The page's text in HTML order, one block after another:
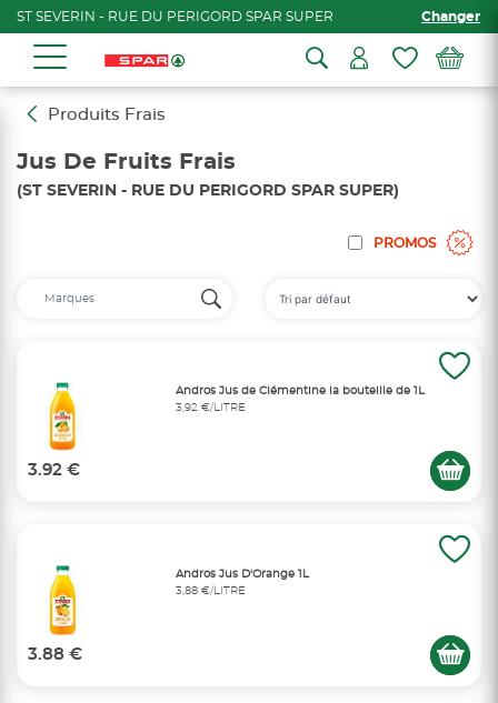
ST SEVERIN - RUE DU PERIGORD SPAR SUPER Changer
Produits Frais
Jus De Fruits Frais
(ST SEVERIN - RUE DU PERIGORD SPAR SUPER)
PROMOS
Andros Jus de Clémentine la bouteille de 1L
3,92 €/LITRE
3.92 €
Andros Jus D'Orange 1L
3,88 €/LITRE
3.88 €